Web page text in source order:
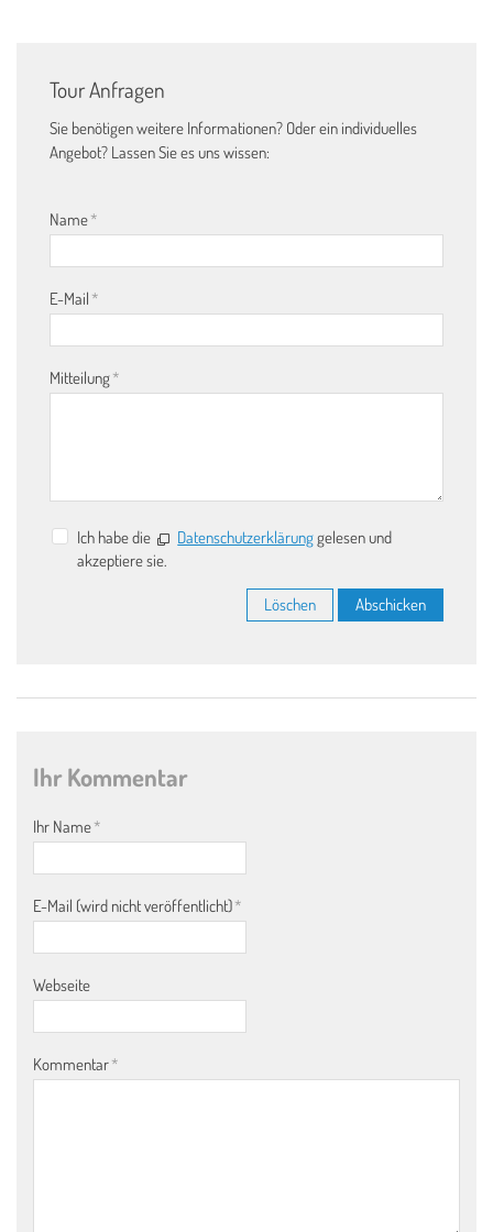
Tour Anfragen
Sie benötigen weitere Informationen? Oder ein individuelles
Angebot? Lassen Sie es uns wissen:
Name*
E-Mail *
Mitteilung*
Ich habe die Datenschutzerklärunggelesen und
akzeptiere sie.
Löschen Abschicken
Ihr Kommentar
Ihr Name*
E-Mail (wird nicht veröffentlicht)*
Webseite
Kommentar*